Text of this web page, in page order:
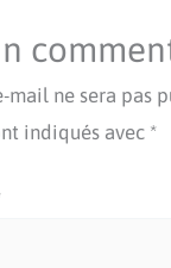
mail ne sera pas
indiqués avec *